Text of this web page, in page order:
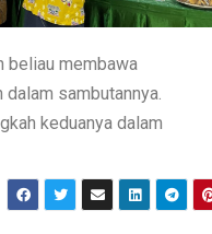
beliau membawa
sambutannya.
keduanya dalam